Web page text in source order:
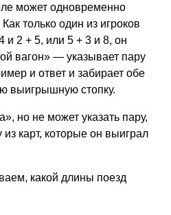
может одновременно
только один из игроков
и 2 + 5, или 5 + 3 и 8, он
вагон» — указывает пару
и ответ и забирает обе
выигрышную стопку.
но не может указать пару,
из карт, которые он выиграл
какой длины поезд